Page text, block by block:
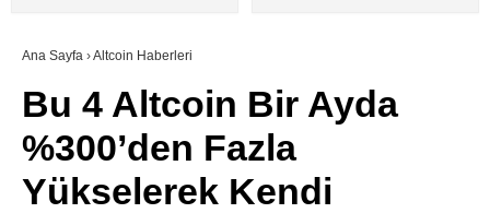
Youtube
SÖZLÜK
Ana Sayfa ›Altcoin Haberleri
Bu 4 Altcoin Bir Ayda
%300’den Fazla
Yükselerek Kendi